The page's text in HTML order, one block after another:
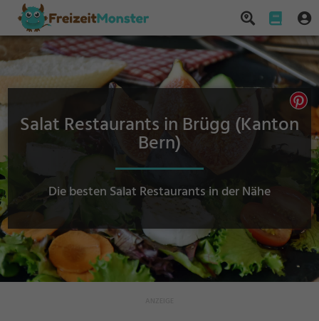
Salat Restaurants in Brügg (Kanton
Bern)
Die besten Salat Restaurants in der Nähe